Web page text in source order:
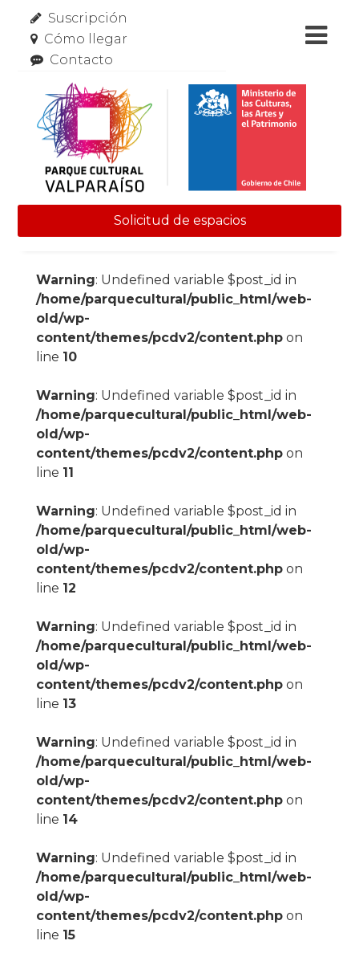
Suscripción
Cómo llegar
Contacto
Solicitud de espacios
Warning: Undefined variable $post_id in
/home/parquecultural/public_html/web-
old/wp-
content/themes/pcdv2/content.phpon
line 10
Warning: Undefined variable $post_id in
/home/parquecultural/public_html/web-
old/wp-
content/themes/pcdv2/content.phpon
line 11
Warning: Undefined variable $post_id in
/home/parquecultural/public_html/web-
old/wp-
content/themes/pcdv2/content.phpon
line 12
Warning: Undefined variable $post_id in
/home/parquecultural/public_html/web-
old/wp-
content/themes/pcdv2/content.phpon
line 13
Warning: Undefined variable $post_id in
/home/parquecultural/public_html/web-
old/wp-
content/themes/pcdv2/content.phpon
line 14
Warning: Undefined variable $post_id in
/home/parquecultural/public_html/web-
old/wp-
content/themes/pcdv2/content.phpon
line 15